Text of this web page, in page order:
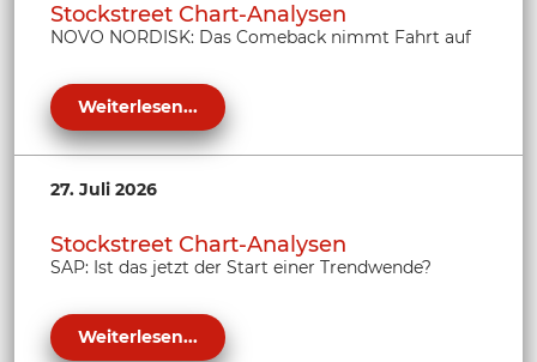
Stockstreet Chart-Analysen
NOVO NORDISK: Das Comeback nimmt Fahrt auf
Weiterlesen...
27. Juli 2026
Stockstreet Chart-Analysen
SAP: Ist das jetzt der Start einer Trendwende?
Weiterlesen...